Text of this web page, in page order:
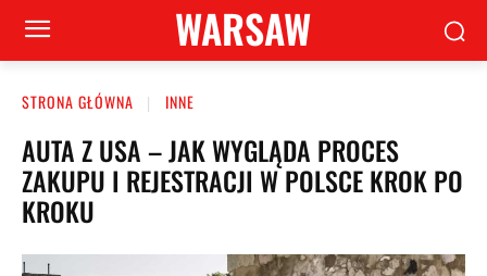
WARSAW
STRONA GŁÓWNA INNE
AUTA Z USA – JAK WYGLĄDA PROCES
ZAKUPU I REJESTRACJI W POLSCE KROK PO
KROKU